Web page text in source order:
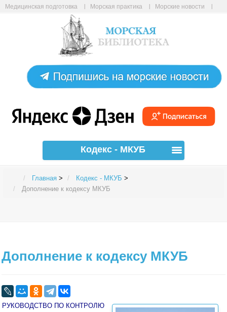
Медицинская подготовка Морская практика
Морские новости
Авиабилеты онлайн
Кодекс - МКУБ
Главная > Кодекс - МКУБ >
Дополнение к кодексу МКУБ
Дополнение к кодексу МКУБ
РУКОВОДСТВО ПО КОНТРОЛЮ